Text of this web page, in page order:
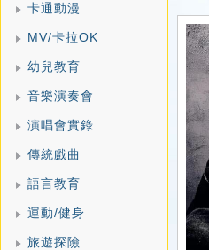
卡通動漫
MV/卡拉OK
幼兒教育
音樂演奏會
演唱會實錄
傳統戲曲
語言教育
運動/健身
旅遊探險